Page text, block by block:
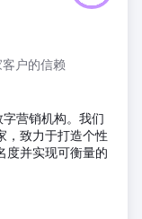
户的信赖
营销机构。我们
，致力于打造个性
度并实现可衡量的